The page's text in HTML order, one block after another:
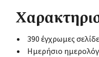
390 έγχρωμες
Ημερήσιο